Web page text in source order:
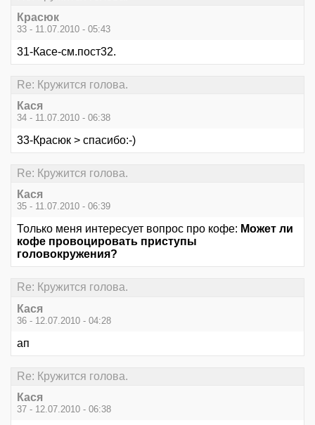
Красюк
33 - 11.07.2010 - 05:43
31-Касе-см.пост32.
Re: Кружится голова.
Кася
34 - 11.07.2010 - 06:38
33-Красюк > спасибо:-)
Re: Кружится голова.
Кася
35 - 11.07.2010 - 06:39
Только меня интересует вопрос про кофе: Может ли
кофе провоцировать приступы
головокружения?
Re: Кружится голова.
Кася
36 - 12.07.2010 - 04:28
ап
Re: Кружится голова.
Кася
37 - 12.07.2010 - 06:38